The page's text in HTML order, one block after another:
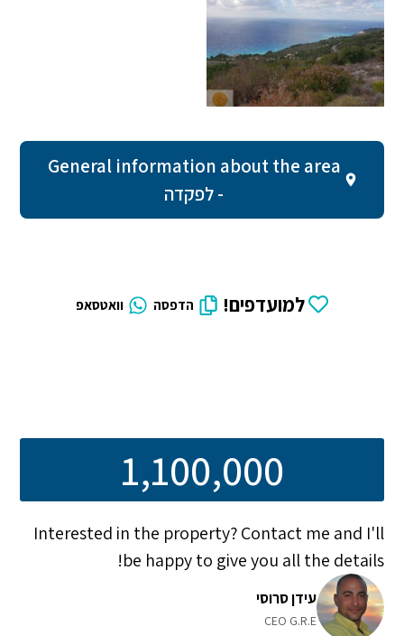
General information about the area
- לפקדה
למועדפים! הדפסה וואטסאפ
1,100,000
Interested in the property? Contact me and I'll
be happy to give you all the details!
עידן סרוסי
CEO G.R.E